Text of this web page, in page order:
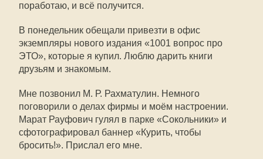
поработаю, и всё получится.
В понедельник обещали привезти в офис
экземпляры нового издания «1001 вопрос про
ЭТО», которые я купил. Люблю дарить книги
друзьям и знакомым.
Мне позвонил М. Р. Рахматулин. Немного
поговорили о делах фирмы и моём настроении.
Марат Рауфович гулял в парке «Сокольники» и
сфотографировал баннер «Курить, чтобы
бросить!». Прислал его мне.